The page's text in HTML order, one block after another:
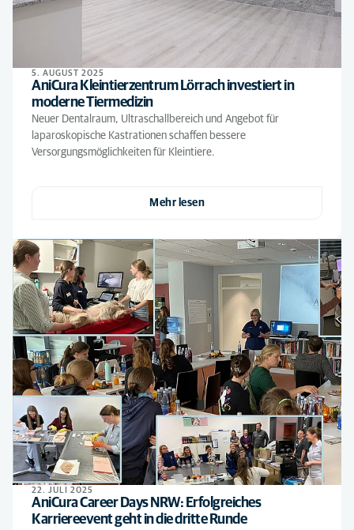
5. AUGUST 2025
AniCura Kleintierzentrum Lörrach investiert in
moderne Tiermedizin
Neuer Dentalraum, Ultraschallbereich und Angebot für
laparoskopische Kastrationen schaffen bessere
Versorgungsmöglichkeiten für Kleintiere.
Mehr lesen
22. JULI 2025
AniCura Career Days NRW: Erfolgreiches
Karriereevent geht in die dritte Runde